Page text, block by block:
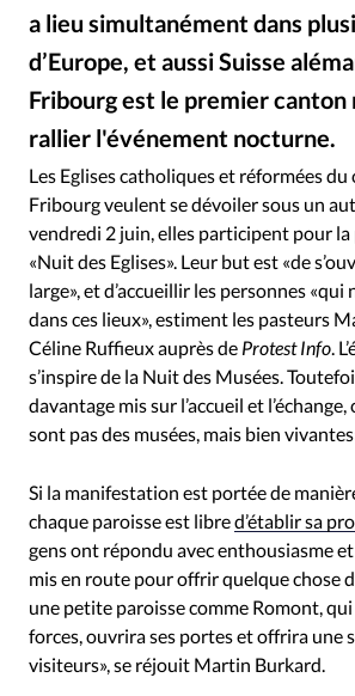
Se connecter
Devise:CHF
RUBRIQUES
Toute l'actualité Bible Culture
Eglises
Histoire Laicité
Liberté
Mission
Monde People
Société
a lieu simultanément dans
d’Europe, et aussi Suisse
Fribourg est le premier canton
rallier l'événement nocturne.
Facebook - Fribourg est le premier canton romand à
Les Eglises catholiques et réformées du
Fribourg veulent se dévoiler sous un
vendredi 2 juin, elles participent pour la
«Nuit des Eglises». Leur but est «de
large», et d’accueillir les personnes «qui
dans ces lieux», estiment les pasteurs
Céline Ruffieux auprès de Protest Info .
s’inspire de la Nuit des Musées.
davantage mis sur l’accueil et l’échange,
sont pas des musées, mais bien
Si la manifestation est portée de
chaque paroisse est libred’établir sa
gens ont répondu avec enthousiasme
mis en route pour offrir quelque chose
une petite paroisse comme Romont,
forces, ouvrira ses portes et offrira une
visiteurs», se réjouit Martin Burkard.